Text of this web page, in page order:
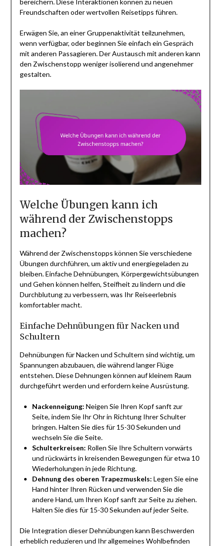
Freundschaften oder wertvollen Reisetipps führen.
Erwägen Sie, an einer Gruppenaktivität teilzunehmen,
wenn verfügbar, oder beginnen Sie einfach ein Gespräch
mit anderen Passagieren. Der Austausch mit anderen kann
den Zwischenstopp weniger isolierend und angenehmer
gestalten.
Welche Übungen kann ich
während der Zwischenstopps
machen?
Während der Zwischenstopps können Sie verschiedene
Übungen durchführen, um aktiv und energiegeladen zu
bleiben. Einfache Dehnübungen, Körpergewichtsübungen
und Gehen können helfen, Steifheit zu lindern und die
Durchblutung zu verbessern, was Ihr Reiseerlebnis
komfortabler macht.
Einfache Dehnübungen für Nacken und
Schultern
Dehnübungen für Nacken und Schultern sind wichtig, um
Spannungen abzubauen, die während langer Flüge
entstehen. Diese Dehnungen können auf kleinem Raum
durchgeführt werden und erfordern keine Ausrüstung.
Nackenneigung: Neigen Sie Ihren Kopf sanft zur
Seite, indem Sie Ihr Ohr in Richtung Ihrer Schulter
bringen. Halten Sie dies für 15-30 Sekunden und
wechseln Sie die Seite.
Schulterkreisen: Rollen Sie Ihre Schultern vorwärts
und rückwärts in kreisenden Bewegungen für etwa 10
Wiederholungen in jede Richtung.
Dehnung des oberen Trapezmuskels: Legen Sie eine
Hand hinter Ihren Rücken und verwenden Sie die
andere Hand, um Ihren Kopf sanft zur Seite zu ziehen.
Halten Sie dies für 15-30 Sekunden auf jeder Seite.
Die Integration dieser Dehnübungen kann Beschwerden
erheblich reduzieren und Ihr allgemeines Wohlbefinden